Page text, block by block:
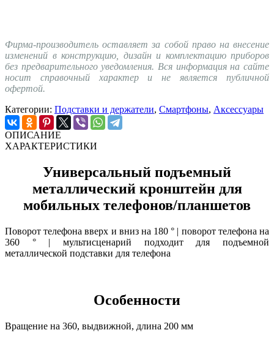
Фирма-производитель оставляет за собой право на внесение
изменений в конструкцию, дизайн и комплектацию приборов
без предварительного уведомления. Вся информация на сайте
носит справочный характер и не является публичной
офертой.
Категории: Подставки и держатели, Смартфоны, Аксессуары
ОПИСАНИЕ
ХАРАКТЕРИСТИКИ
Универсальный подъемный
металлический кронштейн для
мобильных телефонов/планшетов
Поворот телефона вверх и вниз на 180 ° | поворот телефона на
360 ° | мультисценарий подходит для подъемной
металлической подставки для телефона
Особенности
Вращение на 360, выдвижной, длина 200 мм